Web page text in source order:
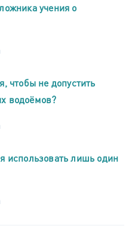
учения о
чтобы не допустить
водоёмов?
использовать лишь один